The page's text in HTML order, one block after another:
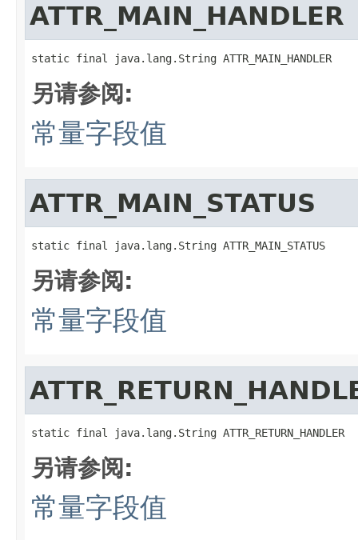
ATTR_MAIN_HANDLER
static final java.lang.String ATTR_MAIN_HANDLER
另请参阅:
常量字段值
ATTR_MAIN_STATUS
static final java.lang.String ATTR_MAIN_STATUS
另请参阅:
常量字段值
static final java.lang.String ATTR_RETURN_HANDLER
另请参阅:
常量字段值